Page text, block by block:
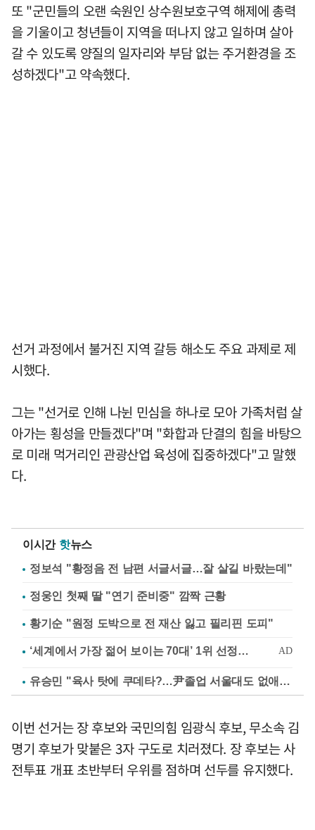
또 "군민들의 오랜 숙원인 상수원보호구역 해제에 총력
을 기울이고 청년들이 지역을 떠나지 않고 일하며 살아
갈 수 있도록 양질의 일자리와 부담 없는 주거환경을 조
성하겠다"고 약속했다.
선거 과정에서 불거진 지역 갈등 해소도 주요 과제로 제
시했다.
그는 "선거로 인해 나뉜 민심을 하나로 모아 가족처럼 살
아가는 횡성을 만들겠다"며 "화합과 단결의 힘을 바탕으
로 미래 먹거리인 관광산업 육성에 집중하겠다"고 말했
다.
이시간 핫뉴스
정보석 "황정음 전 남편 서글서글…잘 살길 바랐는데"
정웅인 첫째 딸 "연기 준비중" 깜짝 근황
황기순 "원정 도박으로 전 재산 잃고 필리핀 도피"
유승민 "육사 탓에 쿠데타?…尹졸업 서울대도 없애나"
이번 선거는 장 후보와 국민의힘 임광식 후보, 무소속 김
명기 후보가 맞붙은 3자 구도로 치러졌다. 장 후보는 사
전투표 개표 초반부터 우위를 점하며 선두를 유지했다.